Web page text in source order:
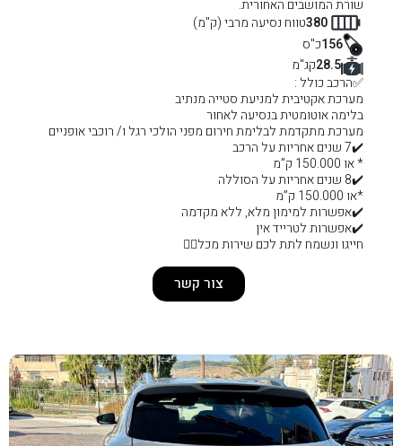
(ק"מ)
מנתיב
מפני הולכי רגל ו/ רוכבי אופניים
מקדמה
מכל❤️‍🔥